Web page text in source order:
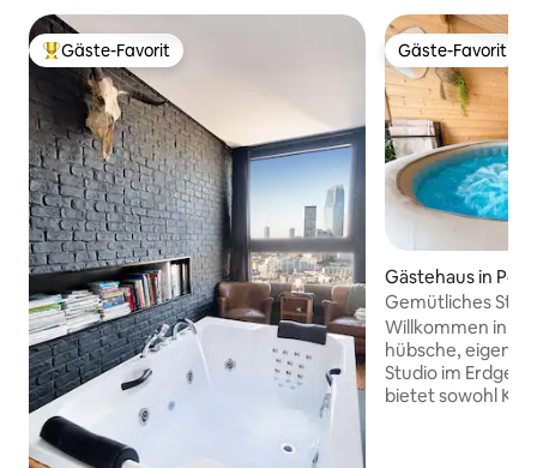
Beliebter Gäste-Favorit.
Gäste-Favorit Gäste-Favorit
Gäste-Favorit
Gästehaus in
Gemütliches
Terrasse
Willkommen in
hübsche,
Studio im
bietet sowohl